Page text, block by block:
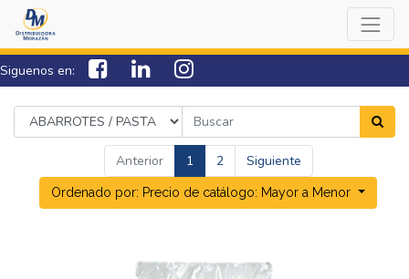
Siguenos en:
7538-0000 sac@lamorazan.com
Anterior 1 2 Siguiente
Ordenado por: Precio de catálogo: Mayor a Menor